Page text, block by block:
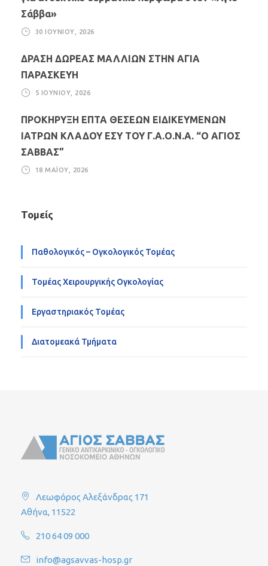
Σάββα»
30 ΙΟΥΝΊΟΥ, 2026
ΔΡΑΣΗ ΔΩΡΕΑΣ ΜΑΛΛΙΩΝ ΣΤΗΝ ΑΓΙΑ
ΠΑΡΑΣΚΕΥΗ
5 ΙΟΥΝΊΟΥ, 2026
ΠΡΟΚΗΡΥΞΗ ΕΠΤΑ ΘΕΣΕΩΝ ΕΙΔΙΚΕΥΜΕΝΩΝ
ΙΑΤΡΩΝ ΚΛΑΔΟΥ ΕΣΥ ΤΟΥ Γ.Α.Ο.Ν.Α. “Ο ΑΓΙΟΣ
ΣΑΒΒΑΣ”
18 ΜΑΪ́ΟΥ, 2026
Τομείς
Παθολογικός – Ογκολογικός Τομέας
Τομέας Χειρουργικής Ογκολογίας
Εργαστηριακός Τομέας
Διατομεακά Τμήματα
Λεωφόρος Αλεξάνδρας 171
Αθήνα, 11522
210 64 09 000
info@agsavvas-hosp.gr